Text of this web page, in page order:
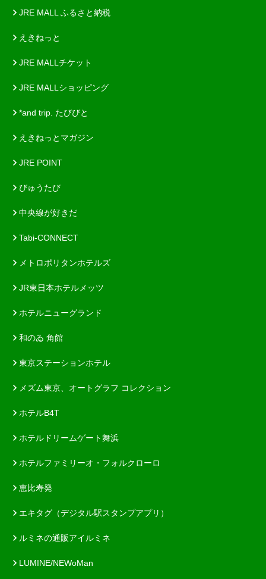
JRE MALL ふるさと納税
えきねっと
JRE MALLチケット
JRE MALLショッピング
*and trip. たびびと
えきねっとマガジン
JRE POINT
びゅうたび
中央線が好きだ
Tabi-CONNECT
メトロポリタンホテルズ
JR東日本ホテルメッツ
ホテルニューグランド
和のゐ 角館
東京ステーションホテル
メズム東京、オートグラフ コレクション
ホテルB4T
ホテルドリームゲート舞浜
ホテルファミリーオ・フォルクローロ
恵比寿発
エキタグ（デジタル駅スタンプアプリ）
ルミネの通販アイルミネ
LUMINE/NEWoMan